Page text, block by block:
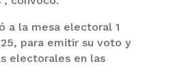
a la mesa electoral 1
para emitir su voto y
electorales en las